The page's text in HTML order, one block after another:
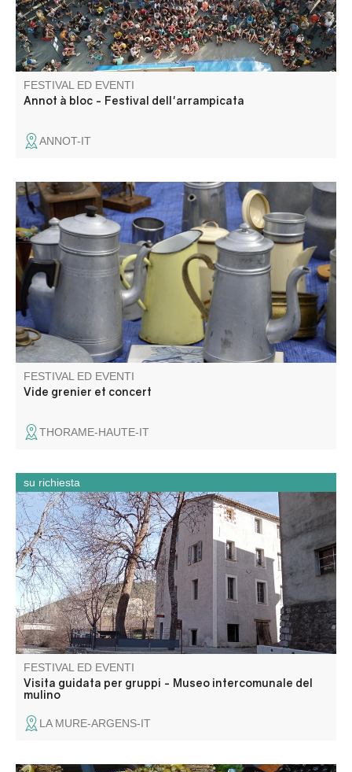
FESTIVAL ED EVENTI
Annot à bloc - Festival dell'arrampicata
ANNOT-IT
Vide grenier, concert et atelier de fabrication dans le
charmant petit village
FESTIVAL ED EVENTI
Vide grenier et concert
THORAME-HAUTE-IT
Entrate come se foste in un mulino! L'unico museo del
genere nella regione! Questa ex fabbrica di tessuti è stata
trasformata in un mulino nel 1902. Per 70 anni, questo
mulino industriale ha prodotto farina. Ora sta riaprendo le
sue porte per essere visitato.
FESTIVAL ED EVENTI
Visita guidata per gruppi - Museo intercomunale del
mulino
su richiesta
LA MURE-ARGENS-IT